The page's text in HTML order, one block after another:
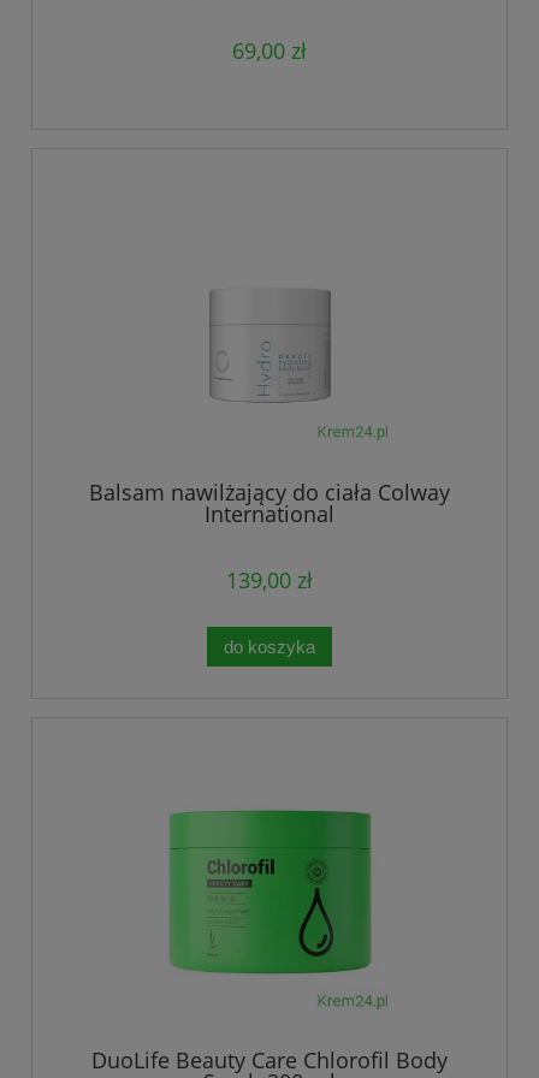
69,00 zł
Balsam nawilżający do ciała Colway
International
139,00 zł
do koszyka
DuoLife Beauty Care Chlorofil Body